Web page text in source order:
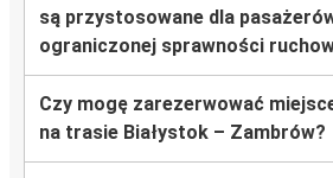
są przystosowane dla
ograniczonej sprawności
Czy mogę zarezerwować
na trasie Białystok – Zambrów?